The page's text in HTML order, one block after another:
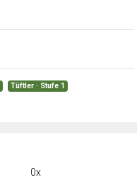
Tüftler · Stufe 1
0x